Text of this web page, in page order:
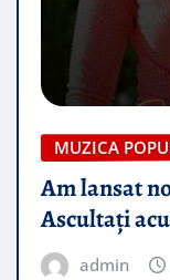
MUZICA
Am lansat
Ascultați
admin